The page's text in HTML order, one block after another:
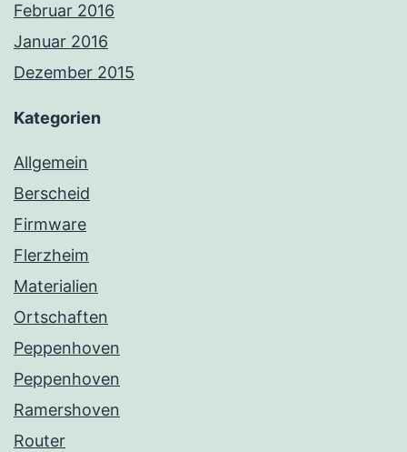
Februar 2016
Januar 2016
Dezember 2015
Kategorien
Allgemein
Berscheid
Firmware
Flerzheim
Materialien
Ortschaften
Peppenhoven
Peppenhoven
Ramershoven
Router